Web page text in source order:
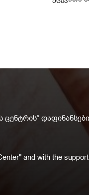
and with the